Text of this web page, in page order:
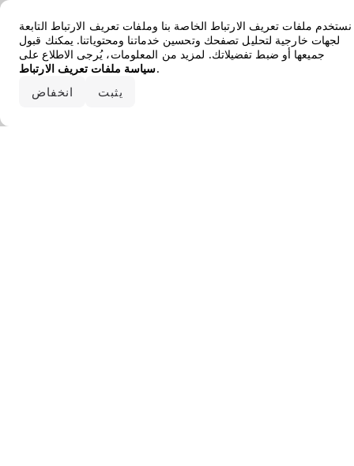
نستخدم ملفات تعريف الارتباط الخاصة بنا وملفات تعريف الارتباط التابعة
لجهات خارجية لتحليل تصفحك وتحسين خدماتنا ومحتوياتنا. يمكنك قبول
جميعها أو ضبط تفضيلاتك. لمزيد من المعلومات، يُرجى الاطلاع على
سياسة ملفات تعريف الارتباط.
انخفاض يثبت
Error loading the brand